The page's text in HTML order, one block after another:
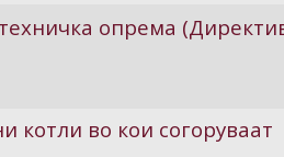
опрема
котли во кои согоруваат